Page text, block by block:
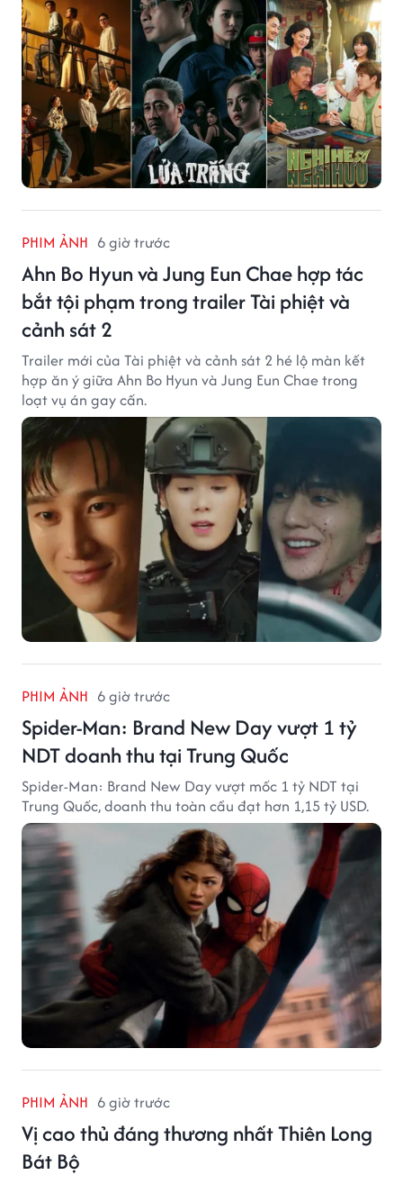
PHIM ẢNH 6 giờ trước
Ahn Bo Hyun và Jung Eun Chae hợp tác
bắt tội phạm trong trailer Tài phiệt và
cảnh sát 2
Trailer mới của Tài phiệt và cảnh sát 2 hé lộ màn kết
hợp ăn ý giữa Ahn Bo Hyun và Jung Eun Chae trong
loạt vụ án gay cấn.
PHIM ẢNH 6 giờ trước
Spider-Man: Brand New Day vượt 1 tỷ
NDT doanh thu tại Trung Quốc
Spider-Man: Brand New Day vượt mốc 1 tỷ NDT tại
Trung Quốc, doanh thu toàn cầu đạt hơn 1,15 tỷ USD.
PHIM ẢNH 6 giờ trước
Vị cao thủ đáng thương nhất Thiên Long
Bát Bộ